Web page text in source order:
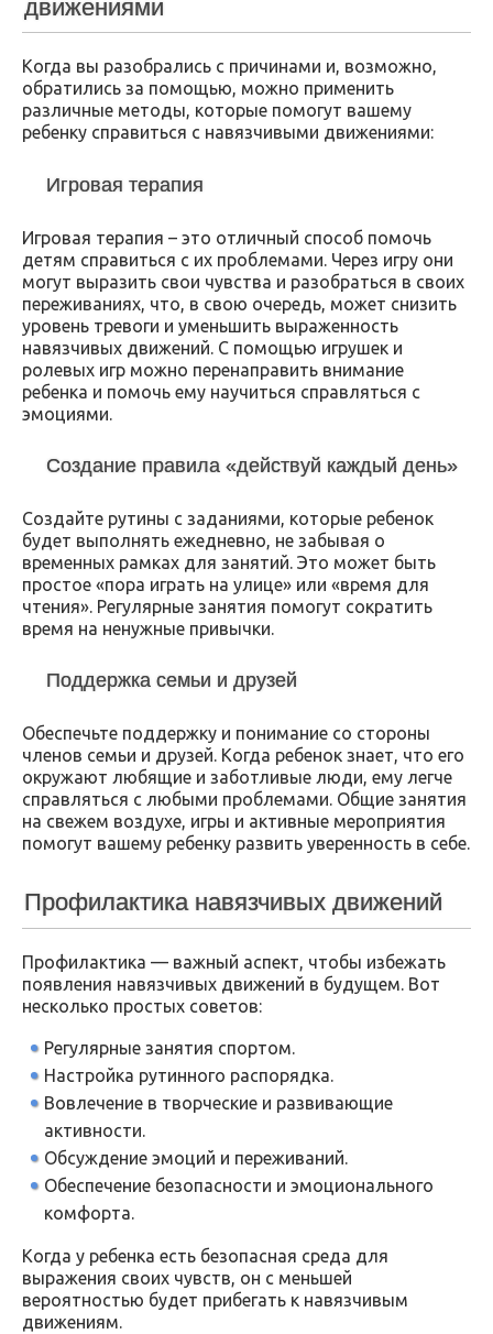
движениями
Когда вы разобрались с причинами и, возможно,
обратились за помощью, можно применить
различные методы, которые помогут вашему
ребенку справиться с навязчивыми движениями:
Игровая терапия
Игровая терапия – это отличный способ помочь
детям справиться с их проблемами. Через игру они
могут выразить свои чувства и разобраться в своих
переживаниях, что, в свою очередь, может снизить
уровень тревоги и уменьшить выраженность
навязчивых движений. С помощью игрушек и
ролевых игр можно перенаправить внимание
ребенка и помочь ему научиться справляться с
эмоциями.
Создание правила «действуй каждый день»
Создайте рутины с заданиями, которые ребенок
будет выполнять ежедневно, не забывая о
временных рамках для занятий. Это может быть
простое «пора играть на улице» или «время для
чтения». Регулярные занятия помогут сократить
время на ненужные привычки.
Поддержка семьи и друзей
Обеспечьте поддержку и понимание со стороны
членов семьи и друзей. Когда ребенок знает, что его
окружают любящие и заботливые люди, ему легче
справляться с любыми проблемами. Общие занятия
на свежем воздухе, игры и активные мероприятия
помогут вашему ребенку развить уверенность в себе.
Профилактика навязчивых движений
Профилактика — важный аспект, чтобы избежать
появления навязчивых движений в будущем. Вот
несколько простых советов:
Регулярные занятия спортом.
Настройка рутинного распорядка.
Вовлечение в творческие и развивающие
активности.
Обсуждение эмоций и переживаний.
Обеспечение безопасности и эмоционального
комфорта.
Когда у ребенка есть безопасная среда для
выражения своих чувств, он с меньшей
вероятностью будет прибегать к навязчивым
движениям.